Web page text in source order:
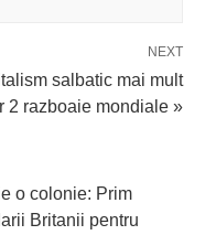
NEXT
salbatic mai mult
2 razboaie mondiale »
o colonie: Prim
Britanii pentru